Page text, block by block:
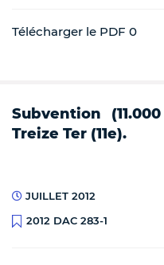
Télécharger le PDF 0
Subvention
Treize Ter (11e).
JUILLET 2012
2012 DAC 283-1